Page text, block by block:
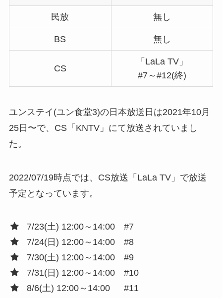
民放 無し
BS 無し
CS
「LaLa TV」
#7～#12(終)
ユンステイ(ユン食堂3)の日本放送日は2021年10月
25日〜で、CS「KNTV」にて放送されていまし
た。
2022/07/19時点では、CS放送「LaLa TV」で放送
予定となっています。
7/23(土) 12:00～14:00 #7
7/24(日) 12:00～14:00 #8
7/30(土) 12:00～14:00 #9
7/31(日) 12:00～14:00 #10
8/6(土) 12:00～14:00 #11